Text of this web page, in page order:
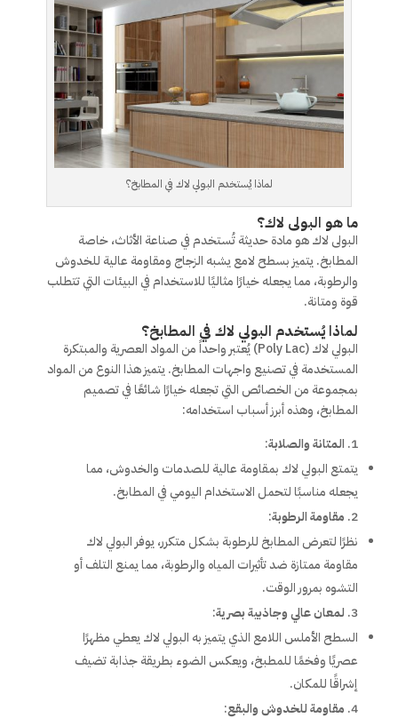
لماذا يُستخدم البولي لاك في المطابخ؟
ما هو البولى لاك؟
البولى لاك هو مادة حديثة تُستخدم في صناعة الأثاث، خاصة
المطابخ. يتميز بسطح لامع يشبه الزجاج ومقاومة عالية للخدوش
والرطوبة، مما يجعله خيارًا مثاليًا للاستخدام في البيئات التي تتطلب
قوة ومتانة.
لماذا يُستخدم البولي لاك في المطابخ؟
البولي لاك (Poly Lac) يُعتبر واحداً من المواد العصرية والمبتكرة
المستخدمة في تصنيع واجهات المطابخ. يتميز هذا النوع من المواد
بمجموعة من الخصائص التي تجعله خيارًا شائعًا في تصميم
المطابخ، وهذه أبرز أسباب استخدامه:
المتانة والصلابة:
يتمتع البولي لاك بمقاومة عالية للصدمات والخدوش، مما
يجعله مناسبًا لتحمل الاستخدام اليومي في المطابخ.
مقاومة الرطوبة:
نظرًا لتعرض المطابخ للرطوبة بشكل متكرر، يوفر البولي لاك
مقاومة ممتازة ضد تأثيرات المياه والرطوبة، مما يمنع التلف أو
التشوه بمرور الوقت.
لمعان عالي وجاذبية بصرية:
السطح الأملس اللامع الذي يتميز به البولي لاك يعطي مظهرًا
عصريًا وفخمًا للمطبخ، ويعكس الضوء بطريقة جذابة تضيف
إشراقًا للمكان.
مقاومة للخدوش والبقع: